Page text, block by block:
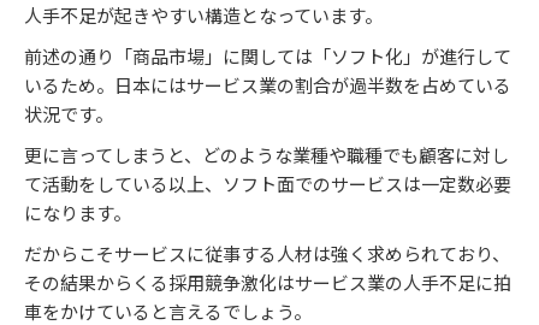
人手不足が起きやすい構造となっています。
前述の通り「商品市場」に関しては「ソフト化」が進行して
いるため。日本にはサービス業の割合が過半数を占めている
状況です。
更に言ってしまうと、どのような業種や職種でも顧客に対し
て活動をしている以上、ソフト面でのサービスは一定数必要
になります。
だからこそサービスに従事する人材は強く求められており、
その結果からくる採用競争激化はサービス業の人手不足に拍
車をかけていると言えるでしょう。